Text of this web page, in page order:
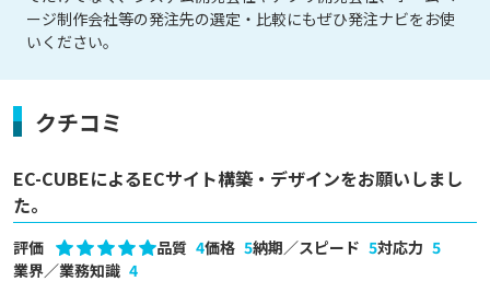
ージ制作会社等の発注先の選定・比較にもぜひ発注ナビをお使
いください。
クチコミ
EC-CUBEによるECサイト構築・デザインをお願いしまし
た。
評価 品質 4価格 5納期／スピード 5対応力 5
業界／業務知識 4